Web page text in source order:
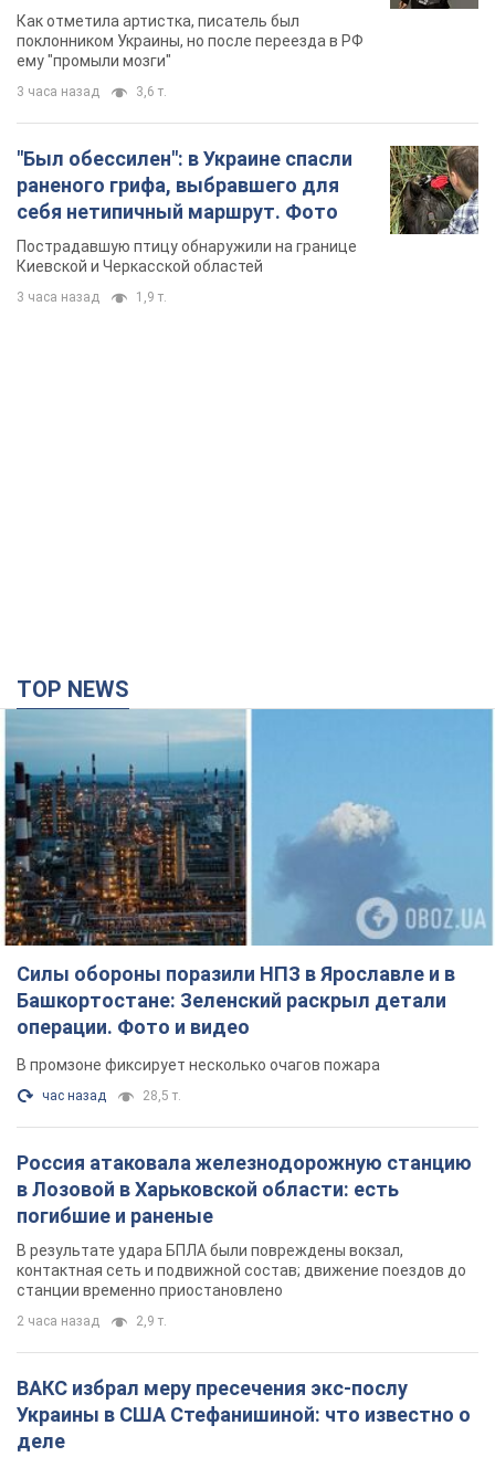
русского не знал, а теперь хочет
геноцида украинцев
Как отметила артистка, писатель был
поклонником Украины, но после переезда в РФ
ему "промыли мозги"
3 часа назад 3,6 т.
"Был обессилен": в Украине спасли
раненого грифа, выбравшего для
себя нетипичный маршрут. Фото
Пострадавшую птицу обнаружили на границе
Киевской и Черкасской областей
3 часа назад 1,9 т.
TOP NEWS
Силы обороны поразили НПЗ в Ярославле и в
Башкортостане: Зеленский раскрыл детали
операции. Фото и видео
В промзоне фиксирует несколько очагов пожара
час назад 28,5 т.
Россия атаковала железнодорожную станцию
в Лозовой в Харьковской области: есть
погибшие и раненые
В результате удара БПЛА были повреждены вокзал,
контактная сеть и подвижной состав; движение поездов до
станции временно приостановлено
2 часа назад 2,9 т.
ВАКС избрал меру пресечения экс-послу
Украины в США Стефанишиной: что известно о
деле